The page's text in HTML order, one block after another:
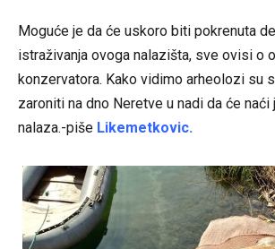
Moguće je da će uskoro biti pokrenuta
istraživanja ovoga nalazišta, sve ovisi o
konzervatora. Kako vidimo arheolozi su
zaroniti na dno Neretve u nadi da će naći
nalaza.-piše Likemetkovic.